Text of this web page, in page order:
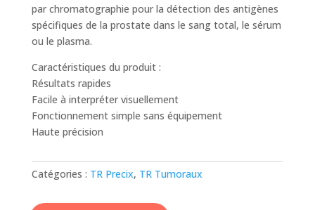
par chromatographie pour la détection des antigènes
spécifiques de la prostate dans le sang total, le sérum
ou le plasma.
Caractéristiques du produit :
Résultats rapides
Facile à interpréter visuellement
Fonctionnement simple sans équipement
Haute précision
Catégories : TR Precix, TR Tumoraux